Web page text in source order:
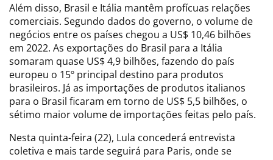
Além disso, Brasil e Itália mantêm profícuas relações
comerciais. Segundo dados do governo, o volume de
negócios entre os países chegou a US$ 10,46 bilhões
em 2022. As exportações do Brasil para a Itália
somaram quase US$ 4,9 bilhões, fazendo do país
europeu o 15º principal destino para produtos
brasileiros. Já as importações de produtos italianos
para o Brasil ficaram em torno de US$ 5,5 bilhões, o
sétimo maior volume de importações feitas pelo país.
Nesta quinta-feira (22), Lula concederá entrevista
coletiva e mais tarde seguirá para Paris, onde se